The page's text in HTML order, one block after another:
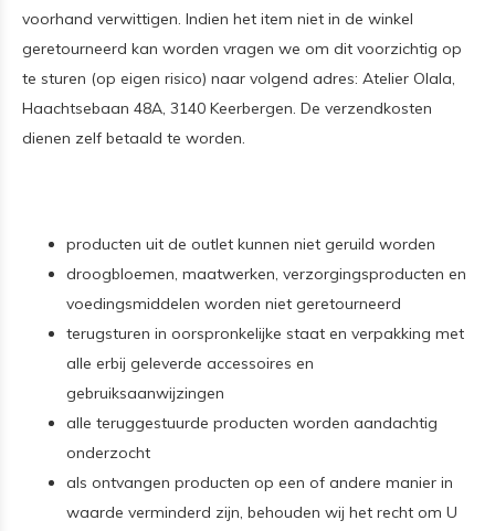
voorhand verwittigen. Indien het item niet in de winkel
geretourneerd kan worden vragen we om dit voorzichtig op
te sturen (op eigen risico) naar volgend adres: Atelier Olala,
Haachtsebaan 48A, 3140 Keerbergen. De verzendkosten
dienen zelf betaald te worden.
producten uit de outlet kunnen niet geruild worden
droogbloemen, maatwerken, verzorgingsproducten en
voedingsmiddelen worden niet geretourneerd
terugsturen in oorspronkelijke staat en verpakking met
alle erbij geleverde accessoires en
gebruiksaanwijzingen
alle teruggestuurde producten worden aandachtig
onderzocht
als ontvangen producten op een of andere manier in
waarde verminderd zijn, behouden wij het recht om U